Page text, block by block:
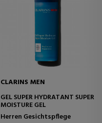
CLARINS MEN
GEL SUPER HYDRATANT SUPER
MOISTURE GEL
Herren Gesichtspflege